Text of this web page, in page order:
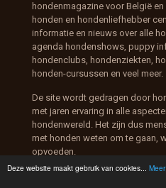
Deze website maakt gebruik van cookies...
hondenmagazine voor België
honden en hondenliefhebber
informatie en nieuws over alle
agenda hondenshows, puppy
hondenclubs, hondenziekten,
honden-cursussen en veel meer.
De site wordt gedragen door
met jaren ervaring in alle
hondenwereld. Het zijn dus
met honden weten om te gaan,
opvoeden.
Daarom is onze website de